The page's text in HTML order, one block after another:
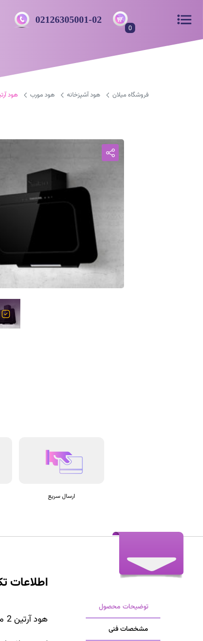
0
02126305001-02
فروشگاه میلان هود آشپزخانه هود مورب هود آرتین 2
ارسال سریع
توضیحات محصول
مشخصات فنی
اطلاعات
هود آرتین 2 میلان